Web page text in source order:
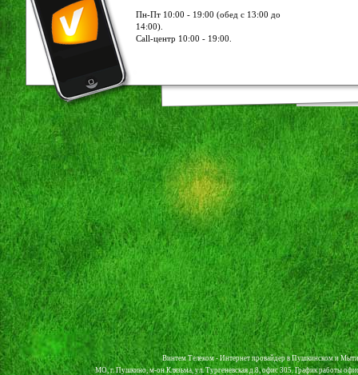
Пн-Пт 10:00 - 19:00 (обед с 13:00 до
14:00).
Call-центр 10:00 - 19:00.
Винтем Телеком - Интернет провайдер в Пушкинском и
МО, г. Пушкино, м-он Клязьма, ул. Тургеневская д.8, офис 305. График работы